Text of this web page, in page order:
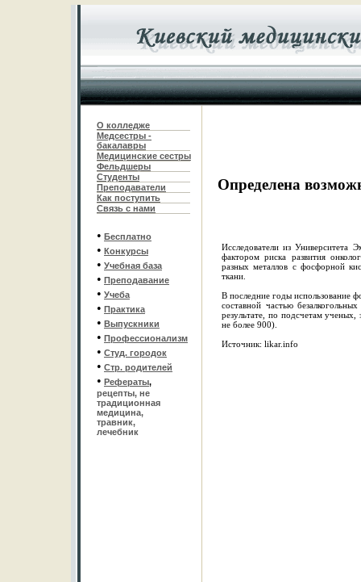
О колледже
Медсестры -
бакалавры
Медицинские сестры
Фельдшеры
Студенты
Преподаватели
Как поступить
Связь с нами
• Бесплатно
• Конкурсы
• Учебная база
• Преподавание
• Учеба
• Практика
• Выпускники
• Профессионализм
• Студ. городок
• Стр. родителей
• Рефераты,
рецепты, не
традиционная
медицина,
травник,
лечебник
Определена
Исследователи из
фактором риска развития
разных металлов с фосфорной
ткани.
В последние годы использование
составной частью
результате, по подсчетам
не более 900).
Источник: likar.info